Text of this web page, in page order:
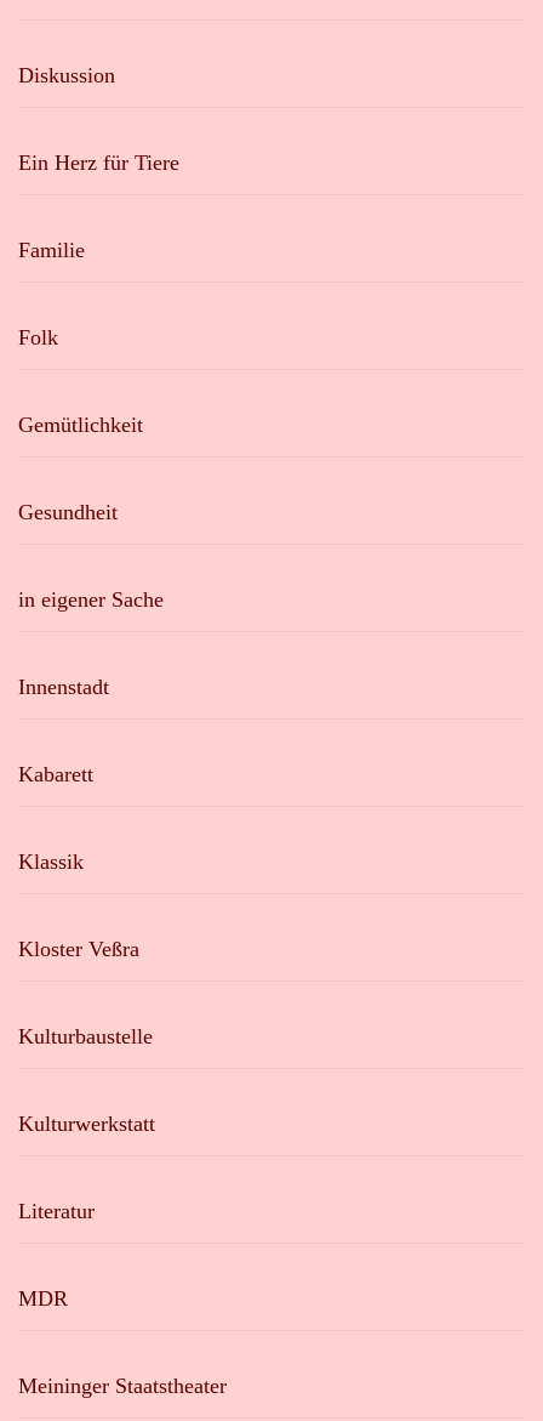
Diskussion
Ein Herz für Tiere
Familie
Folk
Gemütlichkeit
Gesundheit
in eigener Sache
Innenstadt
Kabarett
Klassik
Kloster Veßra
Kulturbaustelle
Kulturwerkstatt
Literatur
MDR
Meininger Staatstheater